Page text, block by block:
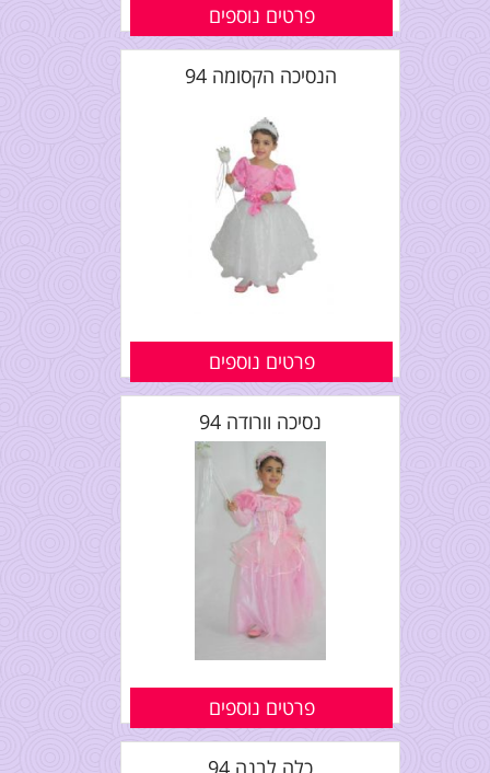
פרטים נוספים
הנסיכה הקסומה 94
פרטים נוספים
נסיכה וורודה 94
פרטים נוספים
כלה לבנה 94